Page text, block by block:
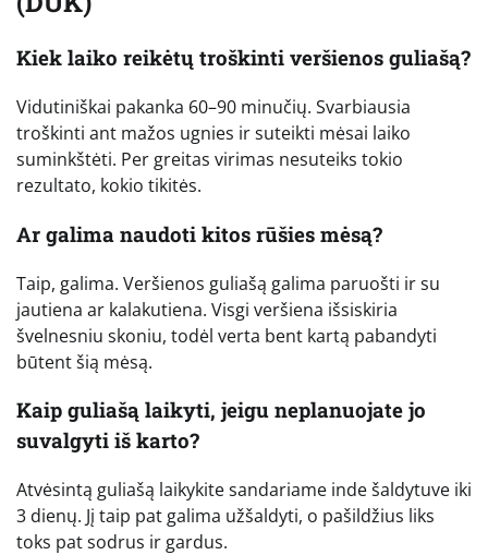
Kiek laiko reikėtų troškinti veršienos guliašą?
Vidutiniškai pakanka 60–90 minučių. Svarbiausia
troškinti ant mažos ugnies ir suteikti mėsai laiko
suminkštėti. Per greitas virimas nesuteiks tokio
rezultato, kokio tikitės.
Ar galima naudoti kitos rūšies mėsą?
Taip, galima. Veršienos guliašą galima paruošti ir su
jautiena ar kalakutiena. Visgi veršiena išsiskiria
švelnesniu skoniu, todėl verta bent kartą pabandyti
būtent šią mėsą.
Kaip guliašą laikyti, jeigu neplanuojate jo
suvalgyti iš karto?
Atvėsintą guliašą laikykite sandariame inde šaldytuve iki
3 dienų. Jį taip pat galima užšaldyti, o pašildžius liks
toks pat sodrus ir gardus.